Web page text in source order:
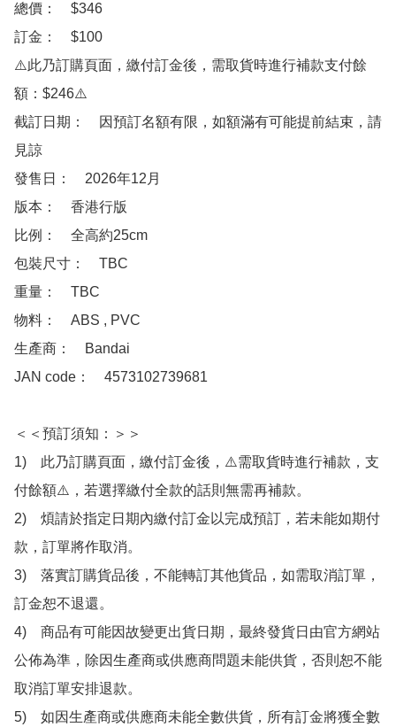
總價：　$346
訂金：　$100
⚠️此乃訂購頁面，繳付訂金後，需取貨時進行補款支付餘
額：$246⚠️
截訂日期：　因預訂名額有限，如額滿有可能提前結束，請
見諒
發售日：　2026年12月
版本：　香港行版
比例：　全高約25cm
包裝尺寸：　TBC
重量：　TBC
物料：　ABS , PVC
生產商：　Bandai
JAN code：　4573102739681
＜＜預訂須知：＞＞
1)　此乃訂購頁面，繳付訂金後，⚠️需取貨時進行補款，支
付餘額⚠️，若選擇繳付全款的話則無需再補款。
2)　煩請於指定日期內繳付訂金以完成預訂，若未能如期付
款，訂單將作取消。
3)　落實訂購貨品後，不能轉訂其他貨品，如需取消訂單，
訂金恕不退還。
4)　商品有可能因故變更出貨日期，最終發貨日由官方網站
公佈為準，除因生產商或供應商問題未能供貨，否則恕不能
取消訂單安排退款。
5)　如因生產商或供應商未能全數供貨，所有訂金將獲全數